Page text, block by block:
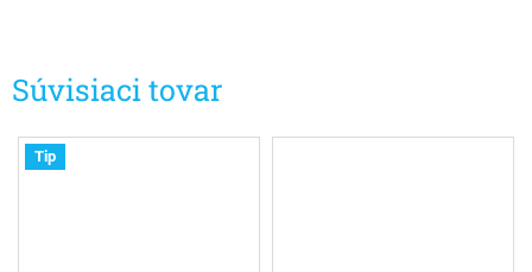
Súvisiaci tovar
Tip